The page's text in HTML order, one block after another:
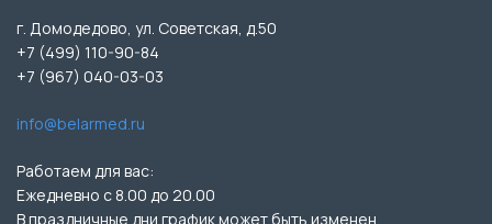
г. Домодедово, ул. Советская, д.50
+7 (499) 110-90-84
+7 (967) 040-03-03
info@belarmed.ru
Работаем для вас:
Ежедневно с 8.00 до 20.00
В праздничные дни график может быть изменен.